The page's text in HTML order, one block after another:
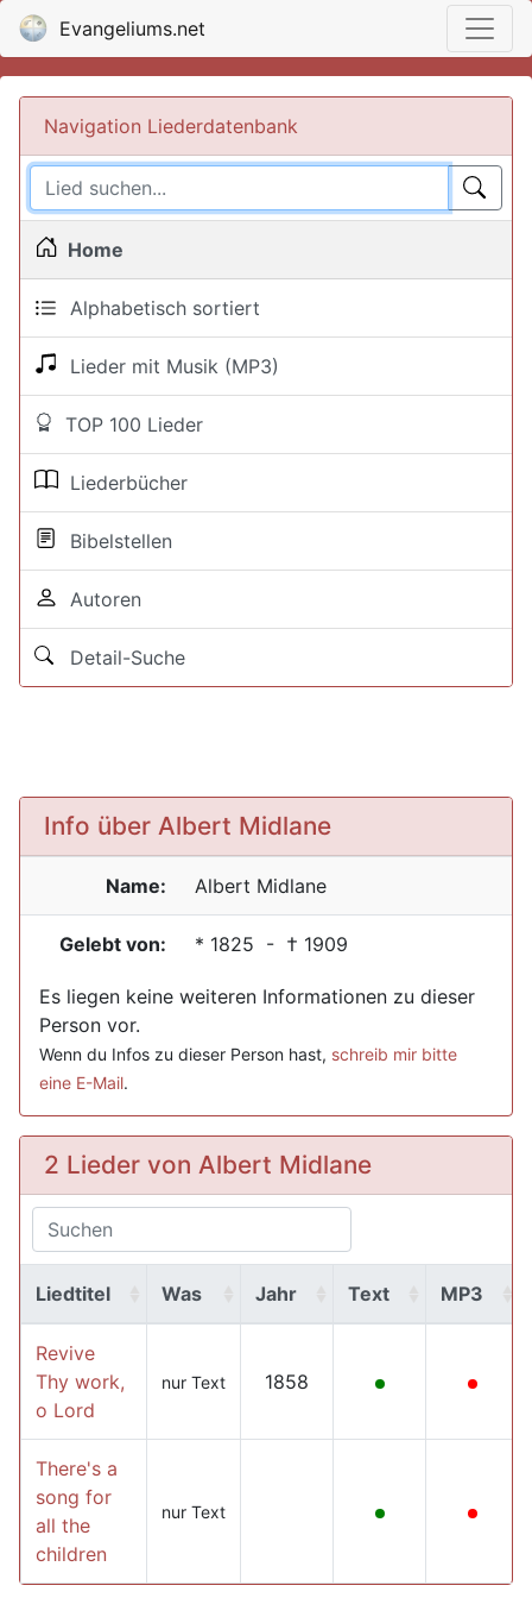
Evangeliums.net
Navigation Liederdatenbank
Home
Alphabetisch sortiert
Lieder mit Musik (MP3)
TOP 100 Lieder
Liederbücher
Bibelstellen
Autoren
Detail-Suche
Info über Albert Midlane
Name: Albert Midlane
Gelebt von: * 1825 - † 1909
Es liegen keine weiteren Informationen zu dieser
Person vor.
Wenn du Infos zu dieser Person hast, schreib mir bitte
eine E-Mail.
2 Lieder von Albert Midlane
Liedtitel Was Jahr Text MP3
Revive
Thy work,
o Lord
nur Text 1858
There's a
song for
all the
children
nur Text